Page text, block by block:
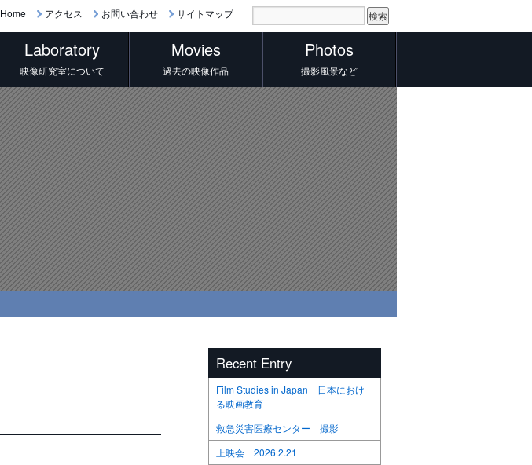
Home アクセス お問い合わせ サイトマップ
Laboratory
映像研究室について
Movies
過去の映像作品
Photos
撮影風景など
Recent Entry
Film Studies in Japan 日本におけ
る映画教育
救急災害医療センター 撮影
上映会 2026.2.21